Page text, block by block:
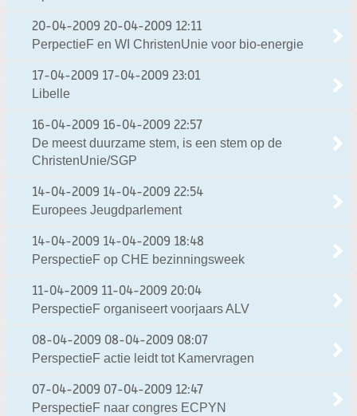
20-04-2009 20-04-2009 12:11
PerpectieF en WI ChristenUnie voor bio-energie
17-04-2009 17-04-2009 23:01
Libelle
16-04-2009 16-04-2009 22:57
De meest duurzame stem, is een stem op de
ChristenUnie/SGP
14-04-2009 14-04-2009 22:54
Europees Jeugdparlement
14-04-2009 14-04-2009 18:48
PerspectieF op CHE bezinningsweek
11-04-2009 11-04-2009 20:04
PerspectieF organiseert voorjaars ALV
08-04-2009 08-04-2009 08:07
PerspectieF actie leidt tot Kamervragen
07-04-2009 07-04-2009 12:47
PerspectieF naar congres ECPYN